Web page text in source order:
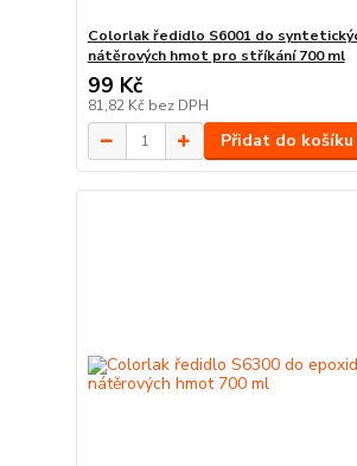
Colorlak ředidlo S6001 do
nátěrových hmot pro stříkání 700 ml
99 Kč
81,82 Kč bez DPH
Přidat do košíku